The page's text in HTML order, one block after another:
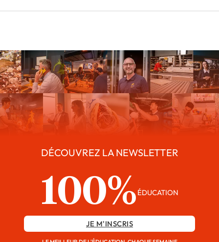
DÉCOUVREZ LA NEWSLETTER
100% ÉDUCATION
JE M'INSCRIS